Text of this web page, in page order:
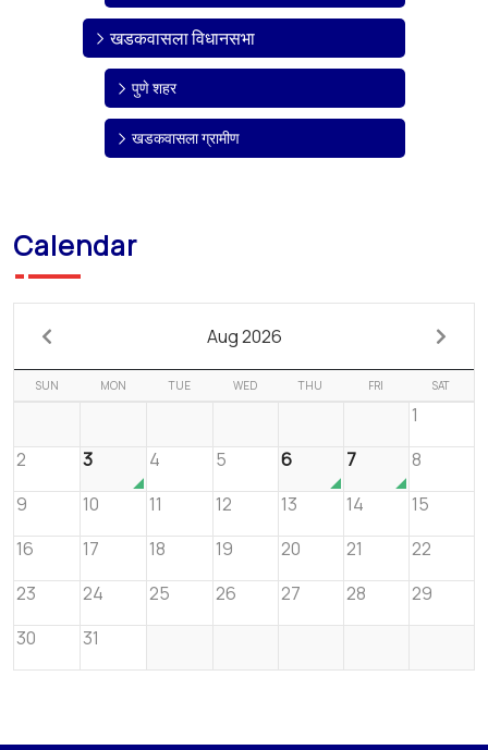
खडकवासला विधानसभा
पुणे शहर
खडकवासला ग्रामीण
Calendar
Aug 2026
SUN MON TUE WED THU FRI SAT
1
2
3 4 5 6 7
8
9
10 11 12 13 14
15
16
17 18 19 20 21
22
23
24 25 26 27 28
29
30
31